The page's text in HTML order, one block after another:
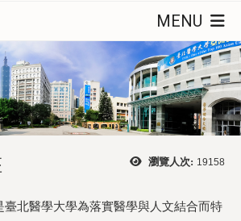
MENU
瀏覽人次: 19158
臺北醫學大學為落實醫學與人文結合而特